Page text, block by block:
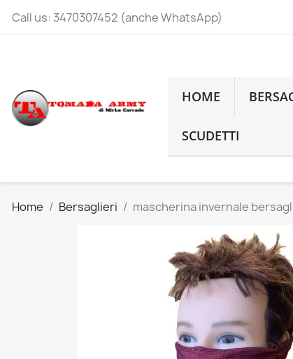
Call us: 3470307452 (anche WhatsApp)
HOME
SCUDETTI
Home Bersaglieri mascherina invernale